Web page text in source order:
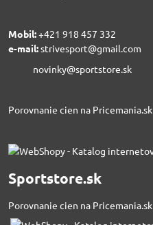
Mobil:+421 918 457 332
e-mail:strivesport@gmail.com
novinky@sportstore.sk
Porovnanie cien na Pricemania.sk
Sportstore.sk
Porovnanie cien na Pricemania.sk